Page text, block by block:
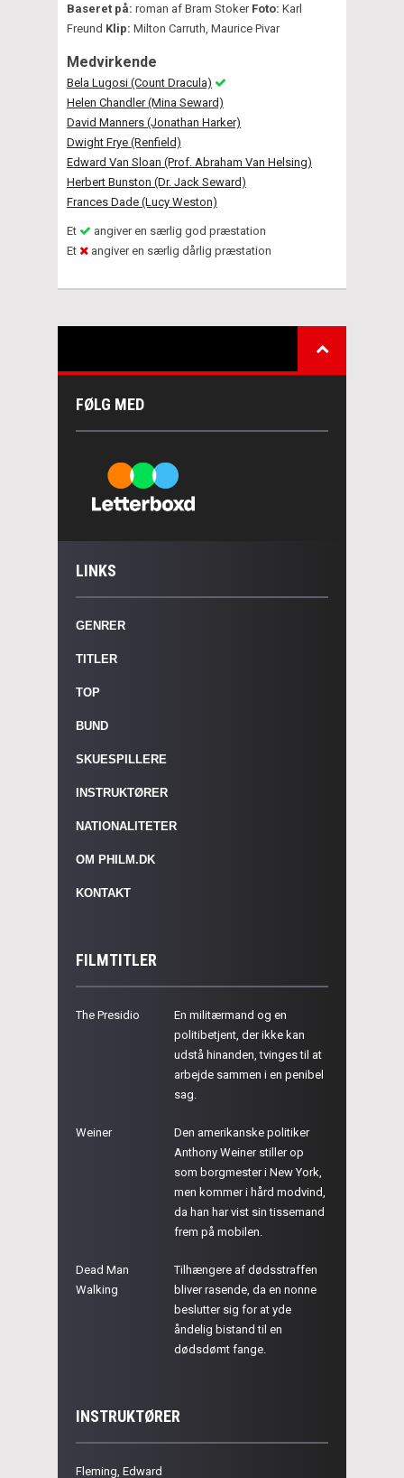
Baseret på: roman af Bram Stoker Foto: Karl
Freund Klip: Milton Carruth, Maurice Pivar
Medvirkende
Bela Lugosi (Count Dracula)
Helen Chandler (Mina Seward)
David Manners (Jonathan Harker)
Dwight Frye (Renfield)
Edward Van Sloan (Prof. Abraham Van Helsing)
Herbert Bunston (Dr. Jack Seward)
Frances Dade (Lucy Weston)
Et
angiver en særlig god præstation
Et
angiver en særlig dårlig præstation
FØLG MED
LINKS
GENRER
TITLER
TOP
BUND
SKUESPILLERE
INSTRUKTØRER
NATIONALITETER
OM PHILM.DK
KONTAKT
FILMTITLER
The Presidio
En militærmand og en
politibetjent, der ikke kan
udstå hinanden, tvinges til at
arbejde sammen i en penibel
sag.
Weiner
Den amerikanske politiker
Anthony Weiner stiller op
som borgmester i New York,
men kommer i hård modvind,
da han har vist sin tissemand
frem på mobilen.
Dead Man
Walking
Tilhængere af dødsstraffen
bliver rasende, da en nonne
beslutter sig for at yde
åndelig bistand til en
dødsdømt fange.
INSTRUKTØRER
Fleming, Edward